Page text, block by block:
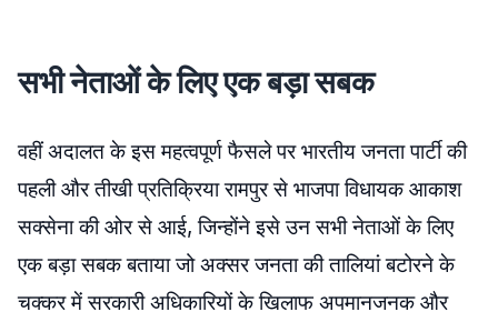
सभी नेताओं के लिए एक बड़ा सबक
वहीं अदालत के इस महत्वपूर्ण फैसले पर भारतीय जनता पार्टी की
पहली और तीखी प्रतिक्रिया रामपुर से भाजपा विधायक आकाश
सक्सेना की ओर से आई, जिन्होंने इसे उन सभी नेताओं के लिए
एक बड़ा सबक बताया जो अक्सर जनता की तालियां बटोरने के
चक्कर में सरकारी अधिकारियों के खिलाफ अपमानजनक और